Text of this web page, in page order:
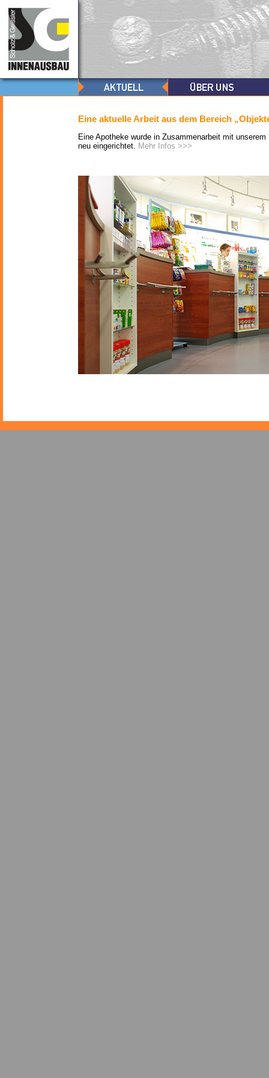
Eine aktuelle Arbeit aus dem Bereich
Eine Apotheke wurde in Zusammenarbeit mit
neu eingerichtet. Mehr Infos >>>